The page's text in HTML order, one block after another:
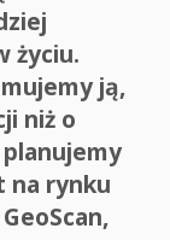
życiu.
ją,
niż o
na rynku